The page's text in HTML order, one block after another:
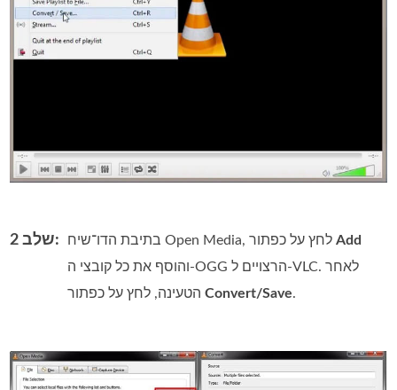
שלב 2: בתיבת הדו־שיח Open Media, לחץ על כפתורAdd
והוסף את כל קובצי ה‑OGG הרצויים ל‑VLC. לאחר
הטעינה, לחץ על כפתורConvert/Save.